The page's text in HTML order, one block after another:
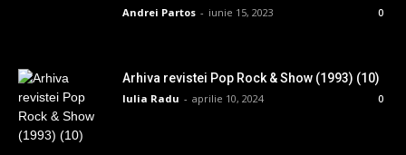
Andrei Partos - iunie 15, 2023 0
Arhiva revistei Pop Rock & Show (1993) (10)
Iulia Radu - aprilie 10, 2024 0